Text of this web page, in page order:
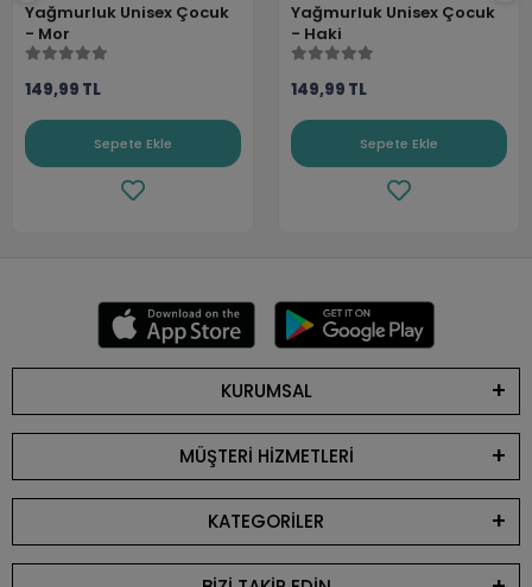
Yağmurluk Unisex Çocuk
- Mor
149,99 TL
Sepete Ekle
Yağmurluk Unisex Çocuk
- Haki
149,99 TL
Sepete Ekle
KURUMSAL
MÜŞTERİ HİZMETLERİ
KATEGORİLER